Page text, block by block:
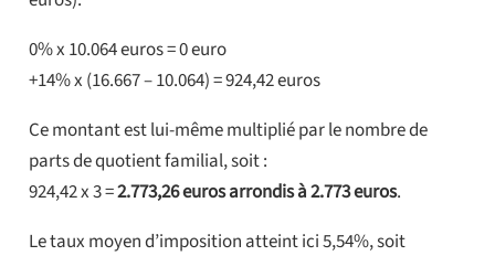
0% x 10.064 euros = 0 euro
+14% x (16.667 – 10.064) = 924,42 euros
Ce montant est lui-même multiplié par le nombre de
parts de quotient familial, soit :
924,42 x 3 =2.773,26 euros arrondis à 2.773 euros.
Le taux moyen d’imposition atteint ici 5,54%, soit